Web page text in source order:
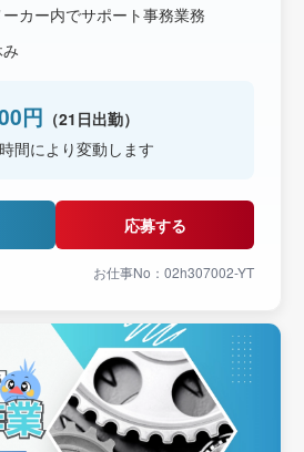
カー内でサポート事務業務
円 （21日出勤）
間により変動します
応募する
お仕事No：02h307002-YT